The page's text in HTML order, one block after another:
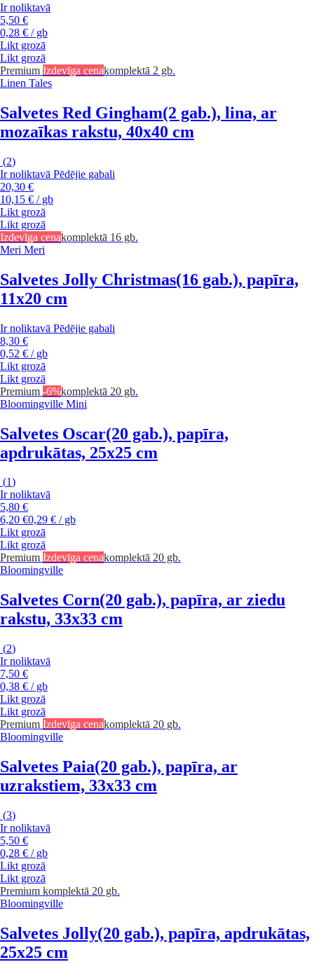
Ir noliktavā
5,50 €
0,28 € / gb
Likt grozā
Likt grozā
Premium Izdevīga cenakomplektā 2 gb.
Linen Tales
Salvetes Red Gingham(2 gab.), lina, ar
mozaīkas rakstu, 40x40 cm
(2)
Ir noliktavā Pēdējie gabali
20,30 €
10,15 € / gb
Likt grozā
Likt grozā
Izdevīga cenakomplektā 16 gb.
Meri Meri
Salvetes Jolly Christmas(16 gab.), papīra,
11x20 cm
Ir noliktavā Pēdējie gabali
8,30 €
0,52 € / gb
Likt grozā
Likt grozā
Premium -6%komplektā 20 gb.
Bloomingville Mini
Salvetes Oscar(20 gab.), papīra,
apdrukātas, 25x25 cm
(1)
Ir noliktavā
5,80 €
6,20 €0,29 € / gb
Likt grozā
Likt grozā
Premium Izdevīga cenakomplektā 20 gb.
Bloomingville
Salvetes Corn(20 gab.), papīra, ar ziedu
rakstu, 33x33 cm
(2)
Ir noliktavā
7,50 €
0,38 € / gb
Likt grozā
Likt grozā
Premium Izdevīga cenakomplektā 20 gb.
Bloomingville
Salvetes Paia(20 gab.), papīra, ar
uzrakstiem, 33x33 cm
(3)
Ir noliktavā
5,50 €
0,28 € / gb
Likt grozā
Likt grozā
Premium komplektā 20 gb.
Bloomingville
Salvetes Jolly(20 gab.), papīra, apdrukātas,
25x25 cm